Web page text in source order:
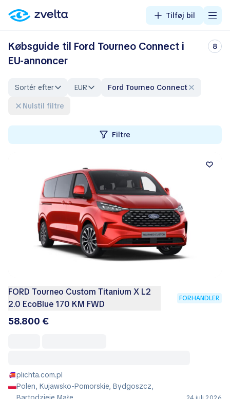
Tilføj bil
Købsguide til Ford Tourneo Connect i
EU-annoncer
8
Sortér efter EUR
Ford Tourneo Connect
Nulstil filtre
Filtre
FORD Tourneo Custom Titanium X L2
2.0 EcoBlue 170 KM FWD
FORHANDLER
58.800 €
plichta.com.pl
Polen, Kujawsko-Pomorskie, Bydgoszcz,